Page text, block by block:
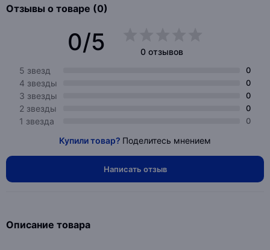
Отзывы о товаре (0)
0/5
0 отзывов
5 звезд
0
4 звезды 0
3 звезды 0
2 звезды 0
1 звезда 0
Купили товар? Поделитесь мнением
Написать отзыв
Описание товара